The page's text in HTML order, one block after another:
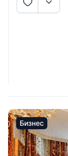
Бизнес